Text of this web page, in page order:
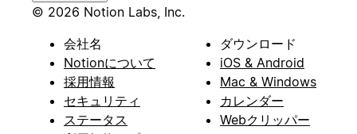
© 2026 Notion Labs, Inc.
会社名
Notionについて
採用情報
セキュリティ
ステータス
ダウンロード
iOS & Android
Mac & Windows
カレンダー
Webクリッパー